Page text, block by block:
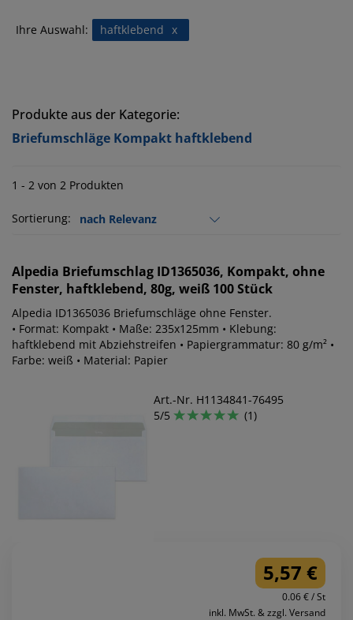
Ihre Auswahl: x
haftklebend
Produkte aus der Kategorie:
Briefumschläge Kompakt haftklebend
1 - 2 von 2 Produkten
Sortierung:
Alpedia Briefumschlag ID1365036, Kompakt, ohne
Fenster, haftklebend, 80g, weiß 100 Stück
Alpedia ID1365036 Briefumschläge ohne Fenster.
• Format: Kompakt • Maße: 235x125mm • Klebung:
haftklebend mit Abziehstreifen • Papiergrammatur: 80 g/m² •
Farbe: weiß • Material: Papier
Art.-Nr. H1134841-76495
5/5
(1)
5,57 €
0.06 € / St
inkl. MwSt. & zzgl. Versand